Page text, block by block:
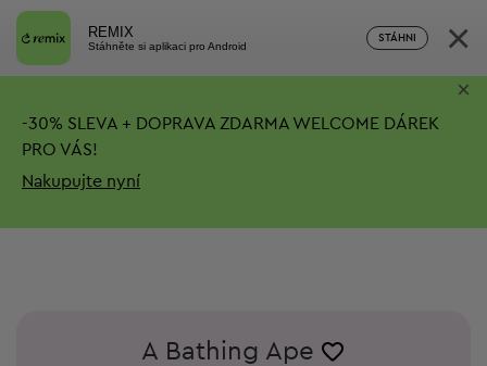
REMIX
Stáhněte si aplikaci pro Android
STÁHNI ×
-30% SLEVA + DOPRAVA ZDARMA WELCOME DÁREK
PRO VÁS!
Nakupujte nyní
×
A Bathing Ape